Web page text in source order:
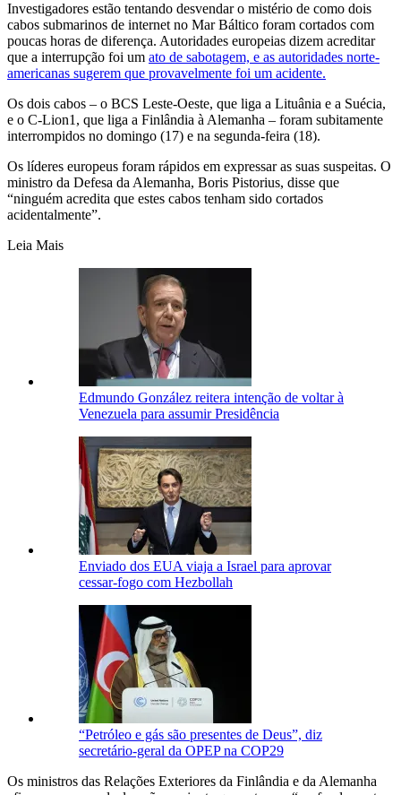
Investigadores estão tentando desvendar o mistério de como dois
cabos submarinos de internet no Mar Báltico foram cortados com
poucas horas de diferença. Autoridades europeias dizem acreditar
que a interrupção foi um ato de sabotagem, e as autoridades norte-
americanas sugerem que provavelmente foi um acidente.
Os dois cabos – o BCS Leste-Oeste, que liga a Lituânia e a Suécia,
e o C-Lion1, que liga a Finlândia à Alemanha – foram subitamente
interrompidos no domingo (17) e na segunda-feira (18).
Os líderes europeus foram rápidos em expressar as suas suspeitas. O
ministro da Defesa da Alemanha, Boris Pistorius, disse que
“ninguém acredita que estes cabos tenham sido cortados
acidentalmente”.
Leia Mais
Edmundo González reitera intenção de voltar à
Venezuela para assumir Presidência
Enviado dos EUA viaja a Israel para aprovar
cessar-fogo com Hezbollah
“Petróleo e gás são presentes de Deus”, diz
secretário-geral da OPEP na COP29
Os ministros das Relações Exteriores da Finlândia e da Alemanha